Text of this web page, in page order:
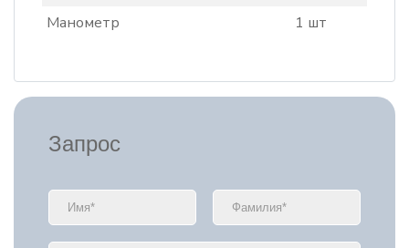
Манометр
1 шт
Запрос